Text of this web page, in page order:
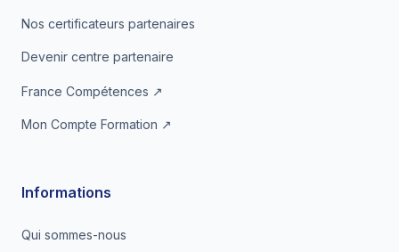
Nos certificateurs partenaires
Devenir centre partenaire
France Compétences ↗
Mon Compte Formation ↗
Informations
Qui sommes-nous